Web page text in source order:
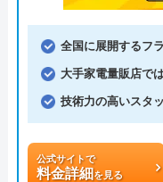
全国に展開するフ
大手家電量販店で
技術力の高いスタ
公式サイトで
料金詳細を見る